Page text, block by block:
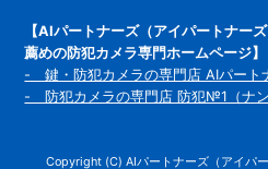
【AIパートナーズ（アイパートナ
薦めの防犯カメラ専門ホームページ】
- 鍵・防犯カメラの専門店 AIパート
- 防犯カメラの専門店 防犯№1（ナン
Copyright (C) AIパートナーズ（アイパ